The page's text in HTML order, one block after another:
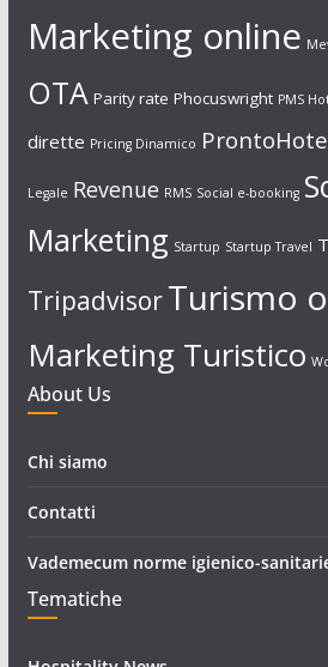
Marketing online
OTA Parity rate Phocuswright PMS
dirette Pricing Dinamico
Legale Revenue RMS Social e-booking
Marketing Startup Startup Travel
TripadvisorTurismo
Marketing Turistico
About Us
Chi siamo
Contatti
Vademecum norme igienico-
Tematiche